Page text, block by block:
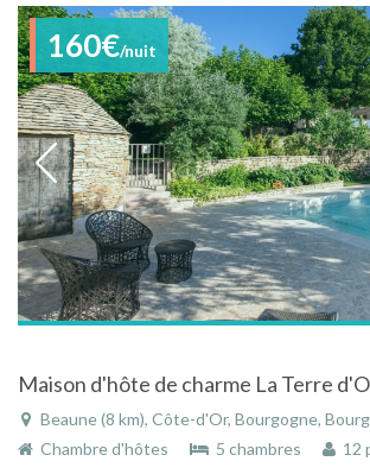
160€/nuit
Beaune (8 km), Côte-d'Or, Bourgogne, Bourgogne-
Chambre d'hôtes
5 chambres 12